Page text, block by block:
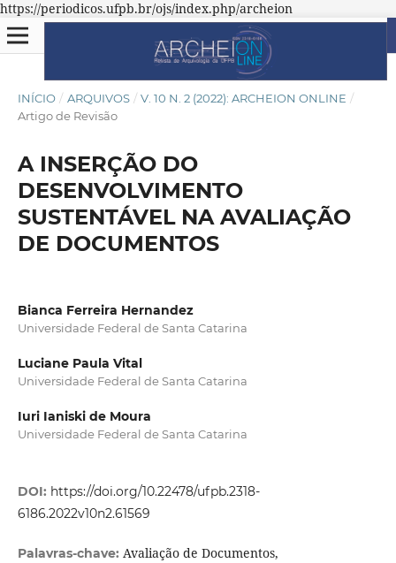
https://periodicos.ufpb.br/ojs/index.php/archeion
INÍCIO / ARQUIVOS / V. 10 N. 2 (2022): ARCHEION ONLINE /
Artigo de Revisão
A INSERÇÃO DO
DESENVOLVIMENTO
SUSTENTÁVEL NA AVALIAÇÃO
DE DOCUMENTOS
Bianca Ferreira Hernandez
Universidade Federal de Santa Catarina
Luciane Paula Vital
Universidade Federal de Santa Catarina
Iuri Ianiski de Moura
Universidade Federal de Santa Catarina
DOI: https://doi.org/10.22478/ufpb.2318-
6186.2022v10n2.61569
Palavras-chave: Avaliação de Documentos,